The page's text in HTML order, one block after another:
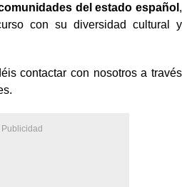
del estado español ,
con su diversidad cultural y
contactar con nosotros a través